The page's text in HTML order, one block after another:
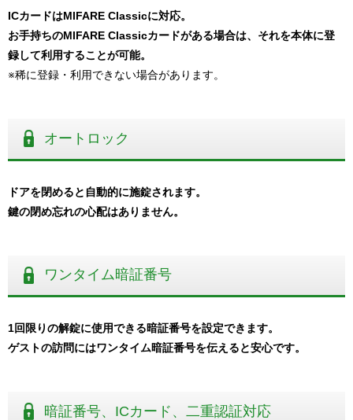
ICカードはMIFARE Classicに対応。
お手持ちのMIFARE Classicカードがある場合は、それを本体に登
録して利用することが可能。
※稀に登録・利用できない場合があります。
オートロック
ドアを閉めると自動的に施錠されます。
鍵の閉め忘れの心配はありません。
ワンタイム暗証番号
1回限りの解錠に使用できる暗証番号を設定できます。
ゲストの訪問にはワンタイム暗証番号を伝えると安心です。
暗証番号、ICカード、二重認証対応